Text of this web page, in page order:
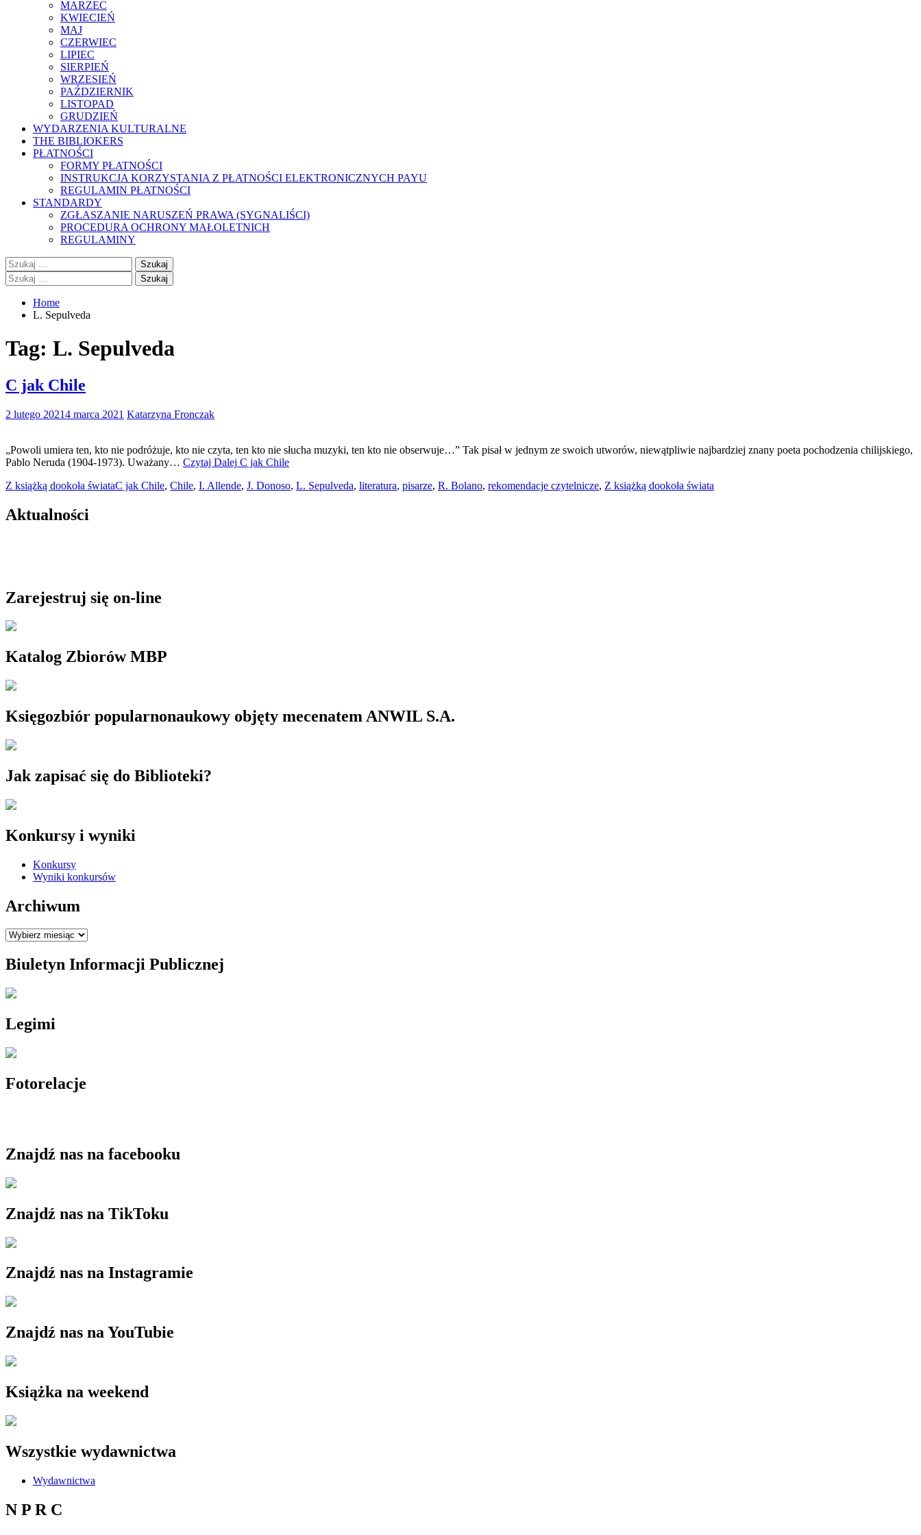
MARZEC
KWIECIEŃ
MAJ
CZERWIEC
LIPIEC
SIERPIEŃ
WRZESIEŃ
PAŹDZIERNIK
LISTOPAD
GRUDZIEŃ
WYDARZENIA KULTURALNE
THE BIBLIOKERS
PŁATNOŚCI
FORMY PŁATNOŚCI
INSTRUKCJA KORZYSTANIA Z PŁATNOŚCI ELEKTRONICZNYCH PAYU
REGULAMIN PŁATNOŚCI
STANDARDY
ZGŁASZANIE NARUSZEŃ PRAWA (SYGNALIŚCI)
PROCEDURA OCHRONY MAŁOLETNICH
REGULAMINY
Szukaj:
Szukaj:
Home
L. Sepulveda
Tag: L. Sepulveda
C jak Chile
2 lutego 20214 marca 2021 Katarzyna Fronczak
„Powoli umiera ten, kto nie podróżuje, kto nie czyta, ten kto nie słucha muzyki, ten kto nie obserwuje…” Tak pisał w jednym ze swoich utworów, niewątpliwie najbardziej znany poeta pochodzenia chilijskiego,
Pablo Neruda (1904-1973). Uważany… Czytaj Dalej C jak Chile
Z książką dookoła świataC jak Chile, Chile, I. Allende, J. Donoso, L. Sepulveda, literatura, pisarze, R. Bolano, rekomendacje czytelnicze, Z książką dookoła świata
Aktualności
Zarejestruj się on-line
Katalog Zbiorów MBP
Księgozbiór popularnonaukowy objęty mecenatem ANWIL S.A.
Jak zapisać się do Biblioteki?
Konkursy i wyniki
Konkursy
Wyniki konkursów
Archiwum
Archiwum
Biuletyn Informacji Publicznej
Legimi
Fotorelacje
Znajdź nas na facebooku
Znajdź nas na TikToku
Znajdź nas na Instagramie
Znajdź nas na YouTubie
Książka na weekend
Wszystkie wydawnictwa
Wydawnictwa
N P R C